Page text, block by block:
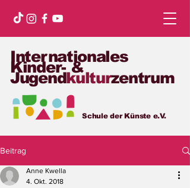
Internationales
Kinder- &
Jugendkulturzentrum
Schule der Künste e.V.
Beitrag
Anne Kwella
4. Okt. 2018